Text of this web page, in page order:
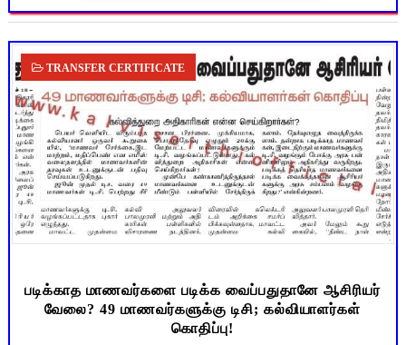
TRANSFER CERTIFICATE
படிக்காத மாணவர்களை படிக்க வைப்பதுதானே ஆசிரியர்
வேலை? 49 மாணவர்களுக்கு டிசி; கல்வியாளர்கள்
கொதிப்பு!